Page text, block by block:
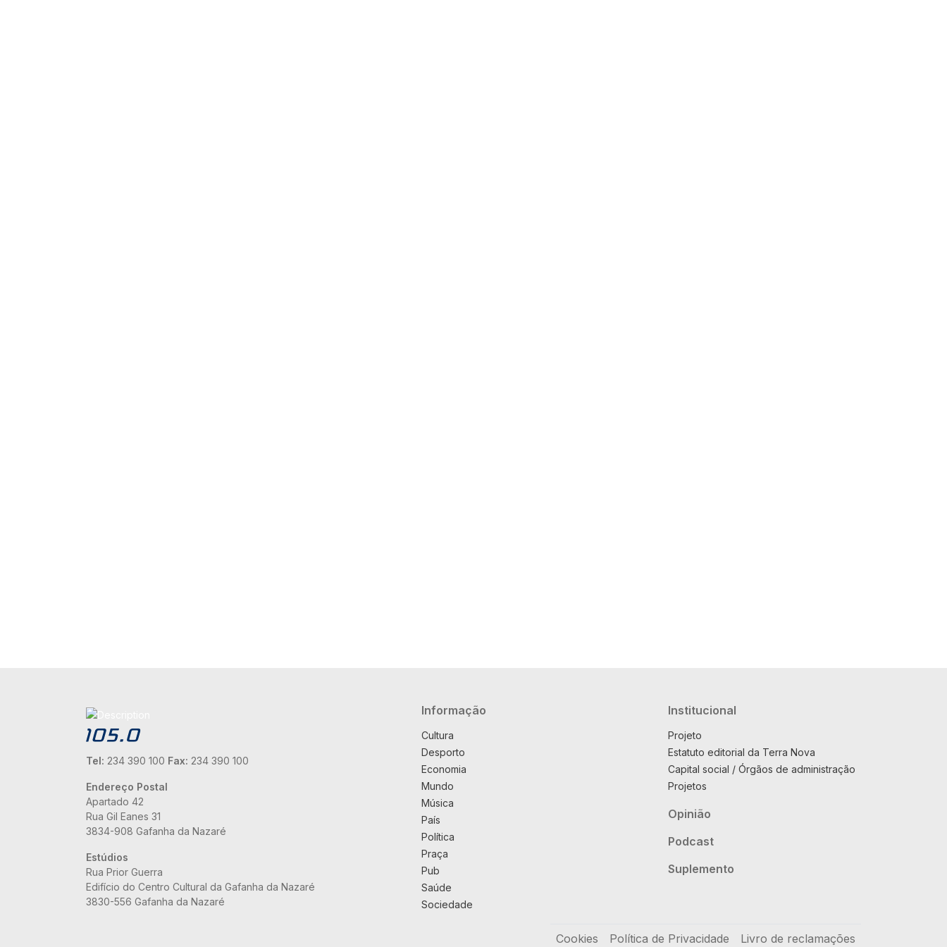
Tel: 234 390 100 Fax: 234 390 100
Endereço Postal
Apartado 42
Rua Gil Eanes 31
3834-908 Gafanha da Nazaré
Estúdios
Rua Prior Guerra
Edifício do Centro Cultural da Gafanha da Nazaré
3830-556 Gafanha da Nazaré
Navegação principal
Informação
Cultura
Desporto
Economia
Mundo
Música
País
Política
Praça
Pub
Saúde
Sociedade
Institucional
Projeto
Estatuto editorial da Terra Nova
Capital social / Órgãos de administração
Projetos
Opinião
Podcast
Suplemento
Cookies Política de Privacidade Livro de reclamações